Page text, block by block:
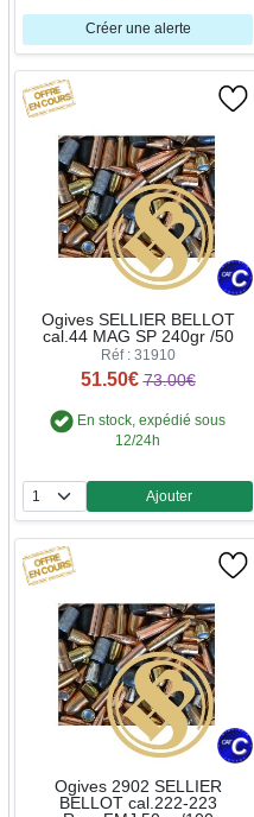
Créer une alerte
Ogives SELLIER BELLOT
cal.44 MAG SP 240gr /50
Réf : 31910
51.50€ 73.00€
En stock, expédié sous
12/24h
Quantité
Ajouter
Ogives 2902 SELLIER
BELLOT cal.222-223